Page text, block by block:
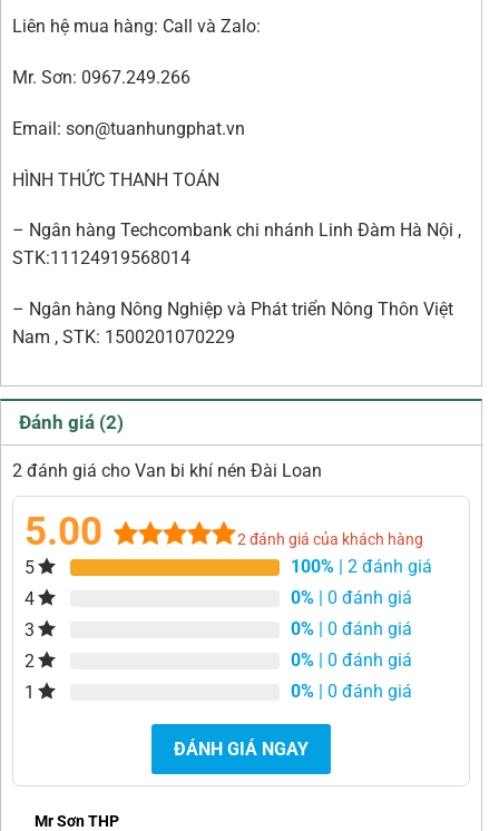
Liên hệ mua hàng: Call và Zalo:
Mr. Sơn: 0967.249.266
Email: son@tuanhungphat.vn
HÌNH THỨC THANH TOÁN
– Ngân hàng Techcombank chi nhánh Linh Đàm Hà Nội ,
STK:11124919568014
– Ngân hàng Nông Nghiệp và Phát triển Nông Thôn Việt
Nam , STK: 1500201070229
Đánh giá (2)
2 đánh giá cho Van bi khí nén Đài Loan
5.00 2đánh giá của khách hàng
5 100% | 2 đánh giá
4
0% | 0 đánh giá
3
0% | 0 đánh giá
2
0% | 0 đánh giá
1
0% | 0 đánh giá
ĐÁNH GIÁ NGAY
Mr Sơn THP